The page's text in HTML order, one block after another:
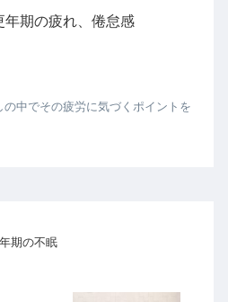
年期の疲れ、倦怠感
中でその疲労に気づくポイントを
期の不眠